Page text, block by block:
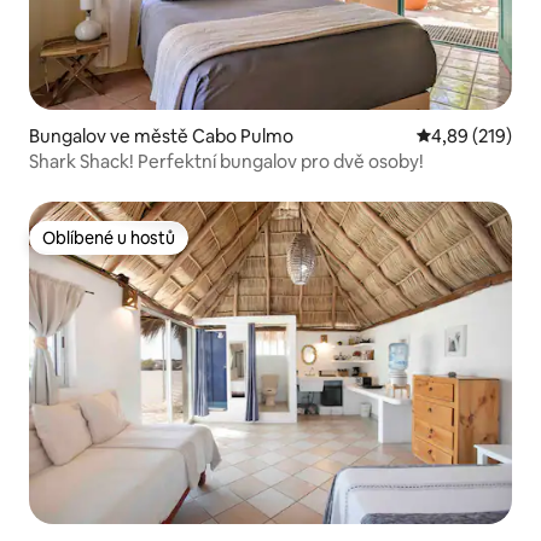
Bungalov ve městě Cabo Pulmo Průměrné
4,89 (219)
Shark Shack! Perfektní bungalov pro dvě osoby!
Oblíbené u hostů
Oblíbené u hostů